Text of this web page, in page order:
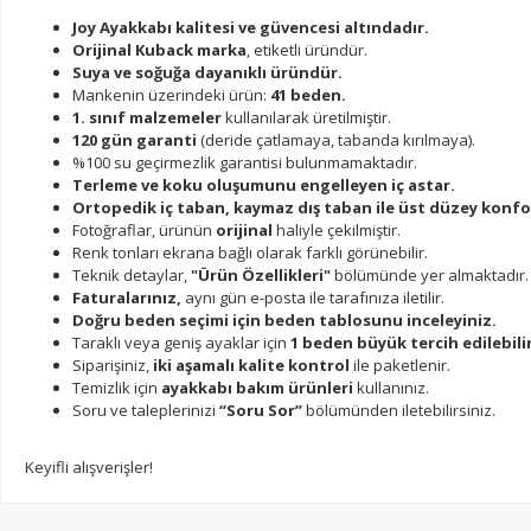
Joy Ayakkabı kalitesi ve güvencesi altındadır.
Orijinal Kuback marka, etiketli üründür.
Suya ve soğuğa dayanıklı üründür.
Mankenin üzerindeki ürün: 41 beden.
1. sınıf malzemelerkullanılarak üretilmiştir.
120 gün garanti (deride çatlamaya, tabanda kırılmaya).
%100 su geçirmezlik garantisi bulunmamaktadır.
Terleme ve koku oluşumunu engelleyen iç astar.
Ortopedik iç taban, kaymaz dış taban ile üst düzey
Fotoğraflar, ürünün orijinal haliyle çekilmiştir.
Renk tonları ekrana bağlı olarak farklı görünebilir.
Teknik detaylar,"Ürün Özellikleri"bölümünde yer almaktadır.
Faturalarınız, aynı gün e-posta ile tarafınıza iletilir.
Doğru beden seçimi için beden tablosunu inceleyiniz.
Taraklı veya geniş ayaklar için 1 beden büyük tercih
Siparişiniz, iki aşamalı kalite kontrol ile paketlenir.
Temizlik için ayakkabı bakım ürünleri kullanınız.
Soru ve taleplerinizi “Soru Sor”bölümünden iletebilirsiniz.
Keyifli alışverişler!